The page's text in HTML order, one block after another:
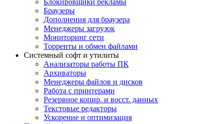
Блокировщики рекламы
Браузеры
Дополнения для браузера
Менеджеры загрузок
Мониторинг сети
Торренты и обмен файлами
Системный софт и утилиты
Анализаторы работы ПК
Архиваторы
Менеджеры файлов и дисков
Работа с принтерами
Резервное копир. и восст. данных
Текстовые редакторы
Ускорение и оптимизация